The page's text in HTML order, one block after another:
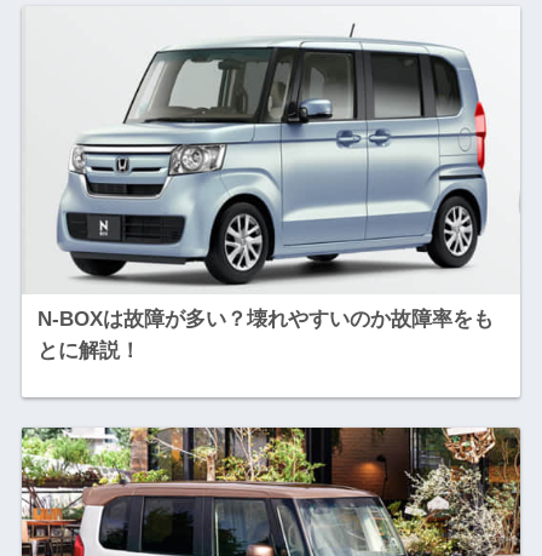
N-BOXは故障が多い？壊れやすいのか故障率をも
とに解説！